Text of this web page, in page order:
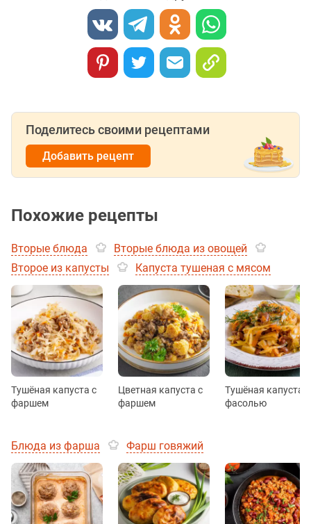
Поделитесь своими рецептами
Добавить рецепт
Похожие рецепты
Вторые блюда
Вторые блюда из овощей
Второе из капусты
Капуста тушеная с мясом
Тушёная капуста с
фаршем
Цветная капуста с
фаршем
Тушёная капуста с
фасолью
Блюда из фарша Фарш говяжий